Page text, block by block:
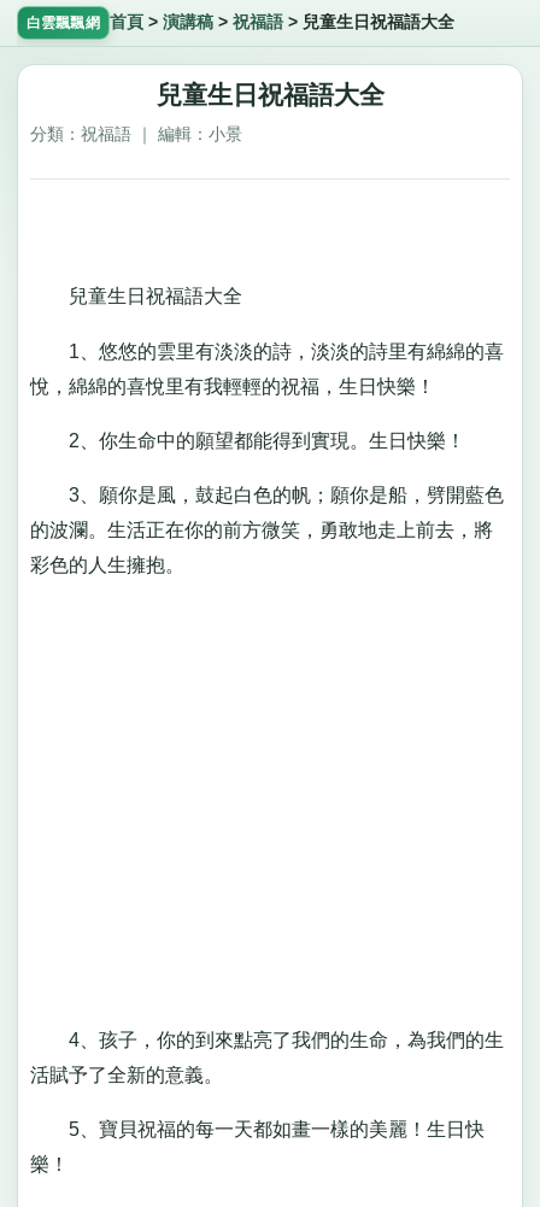
白雲飄飄網 首頁 > 演講稿> 祝福語> 兒童生日祝福語大全
兒童生日祝福語大全
分類：祝福語 ｜ 編輯：小景
兒童生日祝福語大全
1、悠悠的雲里有淡淡的詩，淡淡的詩里有綿綿的喜
悅，綿綿的喜悅里有我輕輕的祝福，生日快樂！
2、你生命中的願望都能得到實現。生日快樂！
3、願你是風，鼓起白色的帆；願你是船，劈開藍色
的波瀾。生活正在你的前方微笑，勇敢地走上前去，將
彩色的人生擁抱。
4、孩子，你的到來點亮了我們的生命，為我們的生
活賦予了全新的意義。
5、寶貝祝福的每一天都如畫一樣的美麗！生日快
樂！